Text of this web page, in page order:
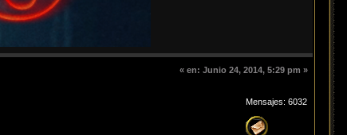
« en: Junio 24, 2014, 5:29 pm »
Mensajes: 6032